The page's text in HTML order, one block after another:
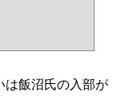
は飯沼氏の入部が